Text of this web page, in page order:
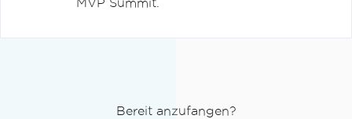
MVP Summit.
Bereit anzufangen?